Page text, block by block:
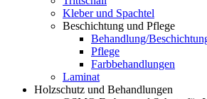
Kleber und Spachtel
Beschichtung und Pflege
Behandlung/
Pflege
Farbbehandlungen
Laminat
Holzschutz und Behandlungen